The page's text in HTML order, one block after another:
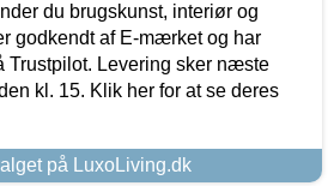
du brugskunst, interiør og
godkendt af E-mærket og har
Trustpilot. Levering sker næste
kl. 15. Klik her for at se deres
på LuxoLiving.dk